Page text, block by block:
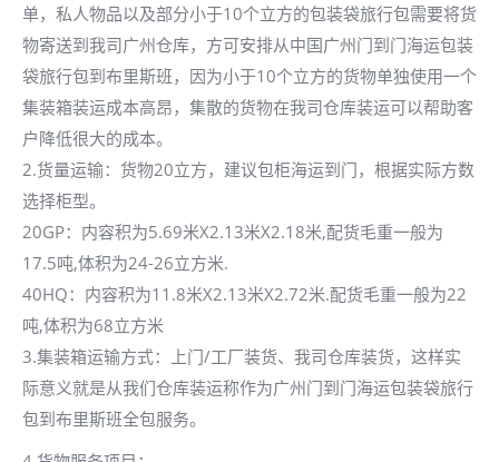
单，私人物品以及部分小于10个立方的包装袋旅行包需要将货
物寄送到我司广州仓库，方可安排从中国广州门到门海运包装
袋旅行包到布里斯班，因为小于10个立方的货物单独使用一个
集装箱装运成本高昂，集散的货物在我司仓库装运可以帮助客
户降低很大的成本。
2.货量运输：货物20立方，建议包柜海运到门，根据实际方数
选择柜型。
20GP：内容积为5.69米X2.13米X2.18米,配货毛重一般为
17.5吨,体积为24-26立方米.
40HQ：内容积为11.8米X2.13米X2.72米.配货毛重一般为22
吨,体积为68立方米
3.集装箱运输方式：上门/工厂装货、我司仓库装货，这样实
际意义就是从我们仓库装运称作为广州门到门海运包装袋旅行
包到布里斯班全包服务。